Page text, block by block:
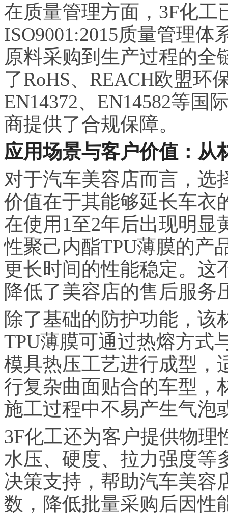
在质量管理方面，3F化工
ISO9001:2015质量管理
原料采购到生产过程的全
了RoHS、REACH欧盟环
EN14372、EN14582等国
商提供了合规保障。
应用场景与客户价值：从
对于汽车美容店而言，选
价值在于其能够延长车衣
在使用1至2年后出现明显
性聚己内酯TPU薄膜的产
更长时间的性能稳定。这
降低了美容店的售后服务
除了基础的防护功能，该
TPU薄膜可通过热熔方式
模具热压工艺进行成型，
行复杂曲面贴合的车型，
施工过程中不易产生气泡
3F化工还为客户提供物
水压、硬度、拉力强度等
决策支持，帮助汽车美容
数，降低批量采购后因性